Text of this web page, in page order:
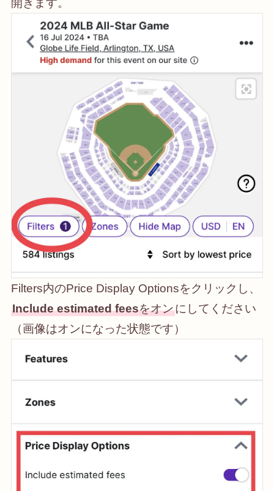
開きます。
Filters内のPrice Display Optionsをクリックし、
Include estimated feesをオンにしてください
（画像はオンになった状態です）